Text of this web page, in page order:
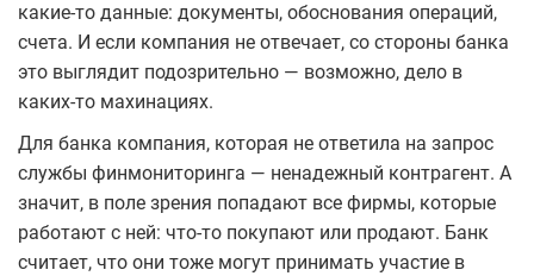
какие-то данные: документы, обоснования операций,
счета. И если компания не отвечает, со стороны банка
это выглядит подозрительно — возможно, дело в
каких-то махинациях.
Для банка компания, которая не ответила на запрос
службы финмониторинга — ненадежный контрагент. А
значит, в поле зрения попадают все фирмы, которые
работают с ней: что-то покупают или продают. Банк
считает, что они тоже могут принимать участие в